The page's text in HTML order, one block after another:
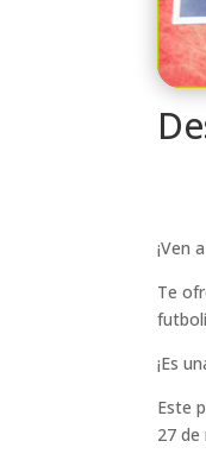
¡Ven
Te
¡Es
Este
27 de